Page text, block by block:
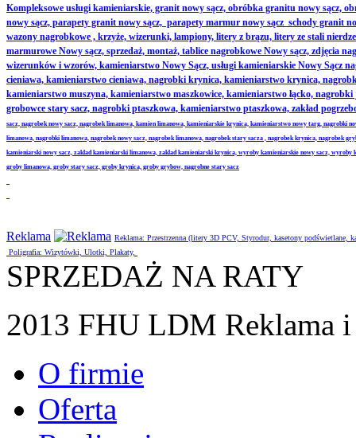
Kompleksowe usługi kamieniarskie, granit nowy sącz, obróbka granitu nowy sącz,
nowy sącz, parapety granit nowy sącz, parapety marmur nowy sącz schody granit
wazony nagrobkowe , krzyże, wizerunki, lampiony, litery z brązu, litery ze stali
marmurowe Nowy sącz, sprzedaż, montaż, tablice nagrobkowe Nowy sącz, zdjęcia
wizerunków i wzorów, kamieniarstwo Nowy Sącz, usługi kamieniarskie Nowy
cieniawa, kamieniarstwo cieniawa, nagrobki krynica, kamieniarstwo krynica,
kamieniarstwo muszyna, kamieniarstwo maszkowice, kamieniarstwo łącko,
grobowce stary sacz, nagrobki ptaszkowa, kamieniarstwo ptaszkowa, zakład
sacz, nagrobek nowy sacz, nagrobek limanowa, kamien limanowa, kamieniarskie krynica, kamieniarstwo nowy targ,
limanowa, nagrobki limanowa, nagrobek nowy sacz, nagrobek limanowa, nagrobek stary sacza , nagrobek krynica, nagrobek
kamieniarski nowy sacz, zaklad kamieniarski limanowa, zaklad kamieniarski krynica, wyroby kamieniarskie nowy sacz,
groby limanowa, groby stary sacz, groby krynica, groby grybow, nagrobne stary sacz
Reklama
Reklama: Przestrzenna (litery 3D PCV, Styrodur, kasetony
Poligrafia: Wizytówki, Ulotki, Plakaty,
SPRZEDAŻ NA RATY
2013 FHU LDM Reklama
O firmie
Oferta